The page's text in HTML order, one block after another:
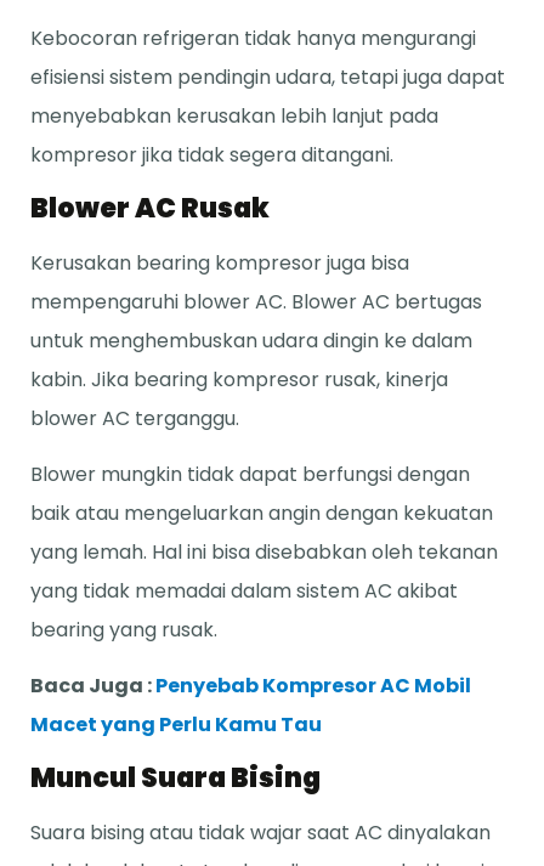
Kebocoran refrigeran tidak hanya mengurangi
efisiensi sistem pendingin udara, tetapi juga dapat
menyebabkan kerusakan lebih lanjut pada
kompresor jika tidak segera ditangani.
Blower AC Rusak
Kerusakan bearing kompresor juga bisa
mempengaruhi blower AC. Blower AC bertugas
untuk menghembuskan udara dingin ke dalam
kabin. Jika bearing kompresor rusak, kinerja
blower AC terganggu.
Blower mungkin tidak dapat berfungsi dengan
baik atau mengeluarkan angin dengan kekuatan
yang lemah. Hal ini bisa disebabkan oleh tekanan
yang tidak memadai dalam sistem AC akibat
bearing yang rusak.
Baca Juga :Penyebab Kompresor AC Mobil
Macet yang Perlu Kamu Tau
Muncul Suara Bising
Suara bising atau tidak wajar saat AC dinyalakan